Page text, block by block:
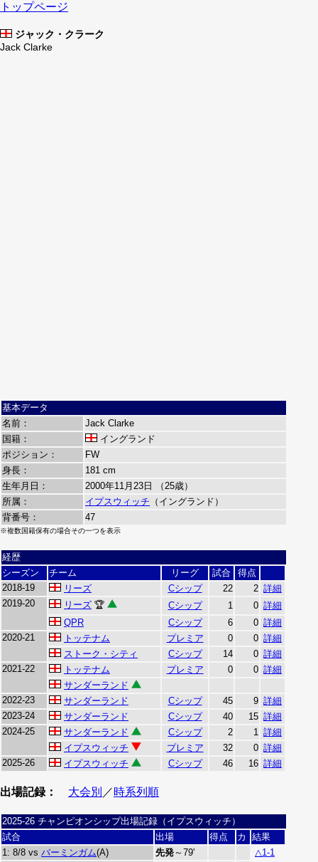
トップページ
ジャック・クラーク
Jack Clarke
基本データ
名前：
Jack Clarke
国籍：
イングランド
ポジション：
FW
身長：
181 cm
生年月日：
2000年11月23日 （25歳）
所属：
イプスウィッチ （イングランド）
背番号：
47
※複数国籍保有の場合その一つを表示
経歴
シーズン
チーム リーグ 試合
得点
2018-19
リーズ Cシップ 22 2 詳細
2019-20
リーズ 🏆 Cシップ 1 0 詳細
QPR
Cシップ 6 0 詳細
2020-21
トッテナム プレミア 0 0 詳細
ストーク・シティ
Cシップ 14 0 詳細
2021-22
トッテナム プレミア 0 0 詳細
サンダーランド
2022-23
サンダーランド Cシップ 45 9 詳細
2023-24
サンダーランド Cシップ 40 15 詳細
2024-25
サンダーランド Cシップ 2 1 詳細
イプスウィッチ
プレミア 32 0 詳細
2025-26
イプスウィッチ Cシップ 46 16 詳細
出場記録： 大会別 ／時系列順
2025-26 チャンピオンシップ出場記録（イプスウィッチ）
試合
出場 得点 カ
結果
1: 8/8 vs バーミンガム(A) 先発～79'
△1-1